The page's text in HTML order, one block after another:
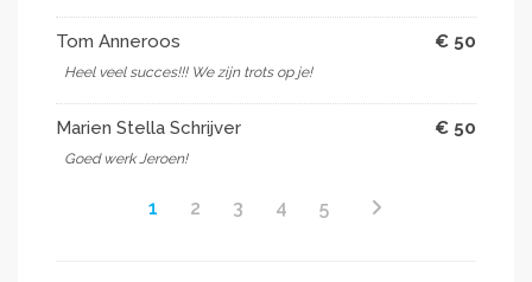
Tom Anneroos € 50
Heel veel succes!!! We zijn trots op je!
Marien Stella Schrijver € 50
Goed werk Jeroen!
1 2 3 4 5